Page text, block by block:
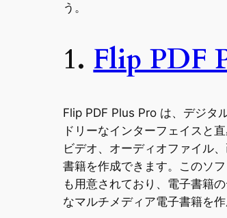
う。
1.Flip PDF
Flip PDF Plus Pro は、デジタ
ドリーなインターフェイスと
ビデオ、オーディオファイル
書籍を作成できます。このソ
も用意されており、電子書籍
なマルチメディア電子書籍を